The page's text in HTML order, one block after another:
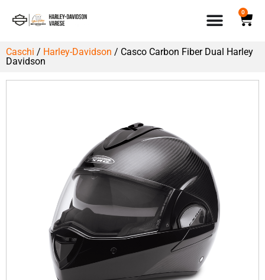
0
Caschi / Harley-Davidson / Casco Carbon Fiber Dual Harley
Davidson